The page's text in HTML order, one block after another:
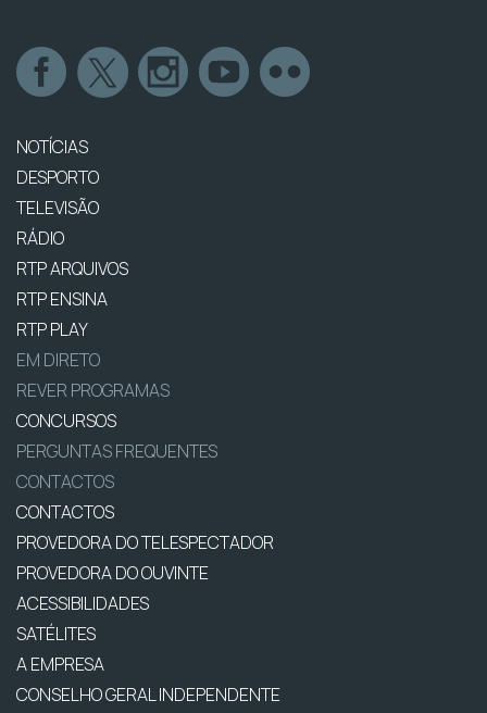
NOTÍCIAS
DESPORTO
TELEVISÃO
RÁDIO
RTP ARQUIVOS
RTP ENSINA
RTP PLAY
EM DIRETO
REVER PROGRAMAS
CONCURSOS
PERGUNTAS FREQUENTES
CONTACTOS
CONTACTOS
PROVEDORA DO TELESPECTADOR
PROVEDORA DO OUVINTE
ACESSIBILIDADES
SATÉLITES
A EMPRESA
CONSELHO GERAL INDEPENDENTE